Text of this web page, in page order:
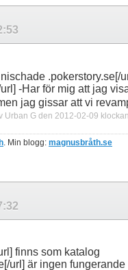
.pokerstory.se[/
-Har för mig att jag
jag gissar att vi
Urban G den 2012-02-09 klockan
. Min blogg: magnusbråth.se
finns som katalog
url] är ingen fungerande